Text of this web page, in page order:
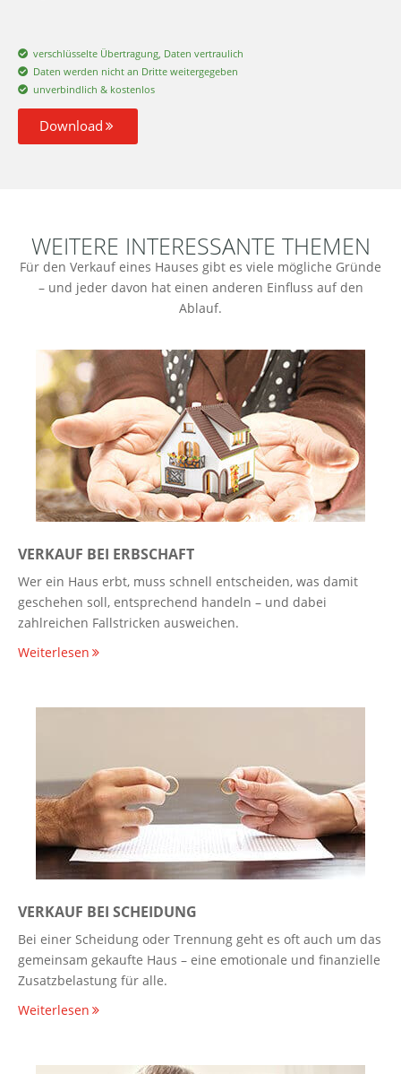
verschlüsselte Übertragung, Daten vertraulich
Daten werden nicht an Dritte weitergegeben
unverbindlich & kostenlos
Download
WEITERE INTERESSANTE THEMEN
Für den Verkauf eines Hauses gibt es viele mögliche Gründe
– und jeder davon hat einen anderen Einfluss auf den
Ablauf.
VERKAUF BEI ERBSCHAFT
Wer ein Haus erbt, muss schnell entscheiden, was damit
geschehen soll, entsprechend handeln – und dabei
zahlreichen Fallstricken ausweichen.
Weiterlesen
VERKAUF BEI SCHEIDUNG
Bei einer Scheidung oder Trennung geht es oft auch um das
gemeinsam gekaufte Haus – eine emotionale und finanzielle
Zusatzbelastung für alle.
Weiterlesen